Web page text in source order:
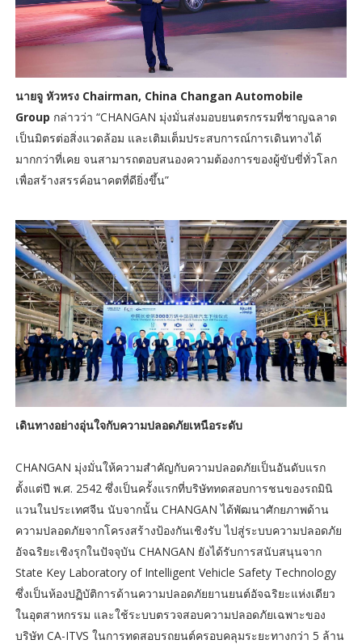
นายจู หัวหรง Chairman, China Changan Automobile
Group กล่าวว่า “CHANGAN มุ่งมั่นส่งมอบยนตรกรรมที่ชาญฉลาด
เป็นมิตรต่อสิ่งแวดล้อม และเติมเต็มประสบการณ์การเดินทางได้
มากกว่าที่เคย จนสามารถตอบสนองความต้องการของผู้ขับขี่ทั่วโลก
เพื่อสร้างสรรค์อนาคตที่ดียิ่งขึ้น”
เดินทางอย่างอุ่นใจกับความปลอดภัยเหนือระดับ
CHANGAN มุ่งมั่นให้ความสำคัญกับความปลอดภัยเป็นอันดับแรก
ตั้งแต่ปี พ.ศ. 2542 ซึ่งเป็นครั้งแรกที่บริษัททดสอบการชนของรถมินิ
แวนในประเทศจีน นับจากนั้น CHANGAN ได้พัฒนาศักยภาพด้าน
ความปลอดภัยจากโครงสร้างป้องกันเชิงรับ ไปสู่ระบบความปลอดภัย
อัจฉริยะเชิงรุกในปัจจุบัน CHANGAN ยังได้รับการสนับสนุนจาก
State Key Laboratory of Intelligent Vehicle Safety Technology
ซึ่งเป็นห้องปฏิบัติการด้านความปลอดภัยยานยนต์อัจฉริยะแห่งเดียว
ในอุตสาหกรรม และใช้ระบบตรวจสอบความปลอดภัยเฉพาะของ
บริษัท CA-ITVS ในการทดสอบรถยนต์ครอบคลุมระยะทางกว่า 5 ล้าน